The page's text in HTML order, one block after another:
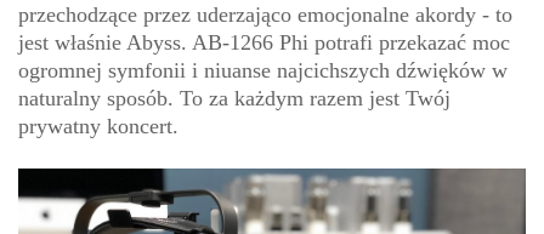
przechodzące przez uderzająco emocjonalne akordy - to
jest właśnie Abyss. AB-1266 Phi potrafi przekazać moc
ogromnej symfonii i niuanse najcichszych dźwięków w
naturalny sposób. To za każdym razem jest Twój
prywatny koncert.